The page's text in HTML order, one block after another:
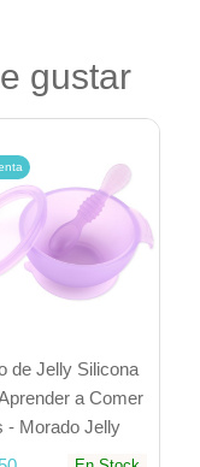
gustar
de Jelly Silicona
a Comer
- Morado Jelly